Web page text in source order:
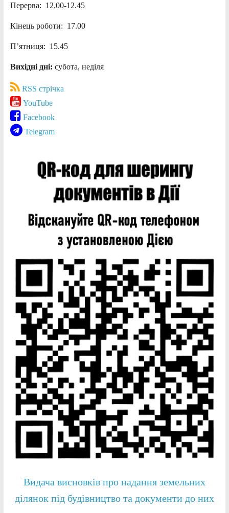
Перерва: 12.00-12.45
Кінець роботи: 17.00
П’ятниця: 15.45
Вихідні дні: субота, неділя
RSS стрічка
YouTube
Facebook
Telegram
Видача висновків про надання земельних
ділянок під будівництво та документи до них